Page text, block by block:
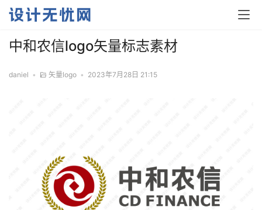
中和农信logo矢量标志素材
daniel • 矢量logo • 2023年7月28日 21:15